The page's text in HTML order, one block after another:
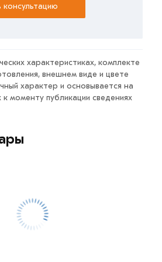
консультацию
характеристиках, комплекте
внешнем виде и цвете
характер и основывается на
моменту публикации сведениях